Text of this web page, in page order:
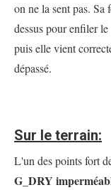
on ne la sent pas.
dessus pour enfiler
puis elle vient
dépassé.
Sur le terrain:
L'un des points fort
G_DRY